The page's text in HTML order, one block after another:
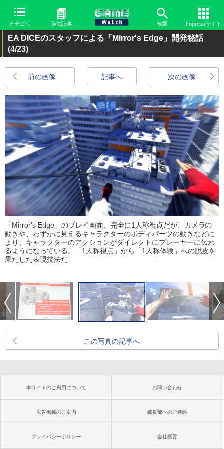
カテゴリ 過去記事 検索 Impressサイト
EA DICEのスタッフによる「Mirror's Edge」開発秘話
(4/23)
前の画像 次の画像
記事へ
「Mirror's Edge」のプレイ画面。完全に1人称視点だが、カメラの
動きや、わずかに見えるキャラクターのボディパーツの動きなどに
より、キャラクターのアクションがダイレクトにプレーヤーに伝わ
るようになっている。「1人称視点」から「1人称体験」への脱皮を
果たした表現技法だ
この写真の記事へ
本サイトのご利用について お問い合わせ
広告掲載のご案内 編集部へのご連絡
プライバシーポリシー 会社概要